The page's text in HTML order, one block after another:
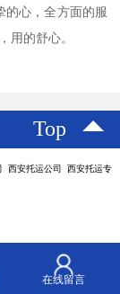
的心，全方面的服
用的舒心。
Top
西安托运公司 西安托运专
在线留言